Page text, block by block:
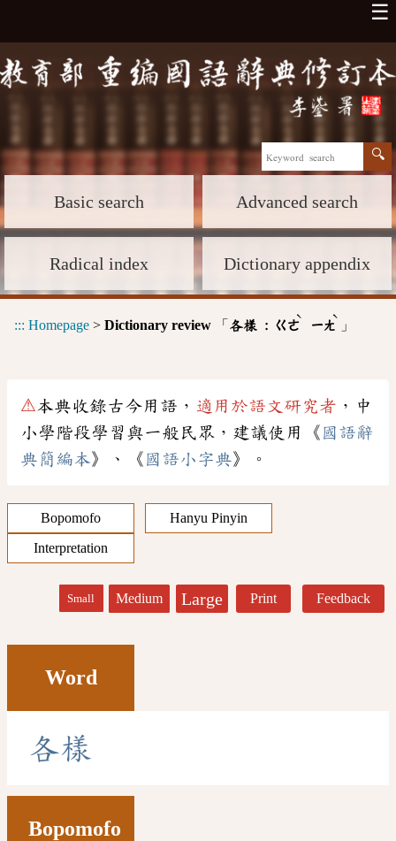
☰
Basic search Advanced search
Radical index Dictionary appendix
::: Homepage > Dictionary review 「 各樣 : ㄍㄜ
ˋ
ㄧㄤ
ˋ
」
⚠本典收錄古今用語， 適用於語文研究者 ，中
小學階段學習與一般民眾，建議使用《 國語辭
典簡編本》、《 國語小字典》。
Bopomofo
Hanyu Pinyin
Interpretation
Small Medium Large Print Feedback
Word
各樣
Bopomofo